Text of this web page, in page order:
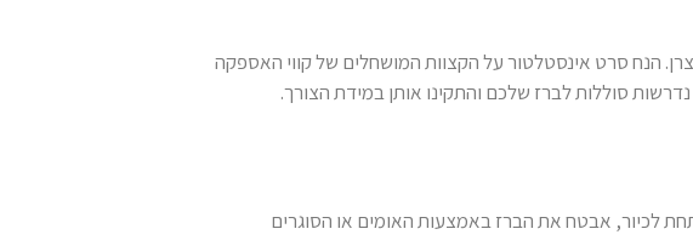
הנח סרט אינסטלטור על הקצוות המושחלים של קווי האספקה
סוללות לברז שלכם והתקינו אותן במידת הצורך.
לכיור, אבטח את הברז באמצעות האומים או הסוגרים